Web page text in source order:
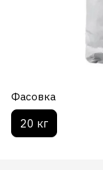
Фасовка
20 кг